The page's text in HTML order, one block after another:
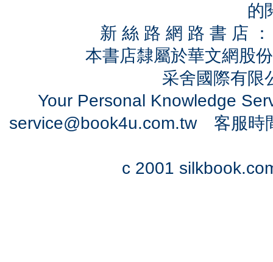
的
新 絲 路 網 路 書 店
本書店隸屬於華文網股
采舍國際有
Your Personal Knowledge
service@book4u.com.tw客服時
c 2001